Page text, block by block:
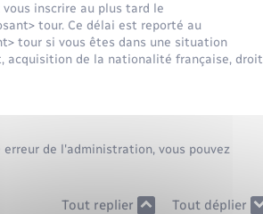
inscrire au plus tard le
tour. Ce délai est reporté au
tour si vous êtes dans une situation
acquisition de la nationalité française, droit
de l'administration, vous pouvez
Tout replier Tout déplier